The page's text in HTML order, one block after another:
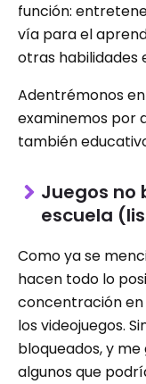
función:
vía para el
otras habilidades
Adentrémonos
examinemos por
también
Juegos no
escuela
Como ya se
hacen todo lo
concentración
los videojuegos.
bloqueados, y
algunos que